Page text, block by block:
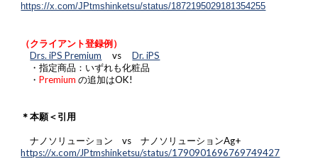
https://x.com/JPtmshinketsu/status/1872195029181354255
（クライアント登録例）
Drs. iPS Premium vsDr. iPS
・指定商品：いずれも化粧品
・Premium の追加はOK!
＊本願＜引用
ナノソリューション vs ナノソリューションAg+
https://x.com/JPtmshinketsu/status/1790901696769749427